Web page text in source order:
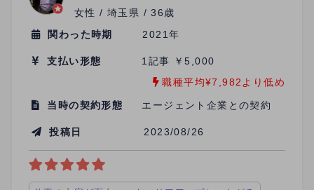
女性 / 埼玉県 / 36歳
関わった時期
2021年
支払い形態
1記事 ￥5,000
職種平均¥7,982より低め
当時の契約形態 エージェント企業との契約
投稿日 2023/08/26